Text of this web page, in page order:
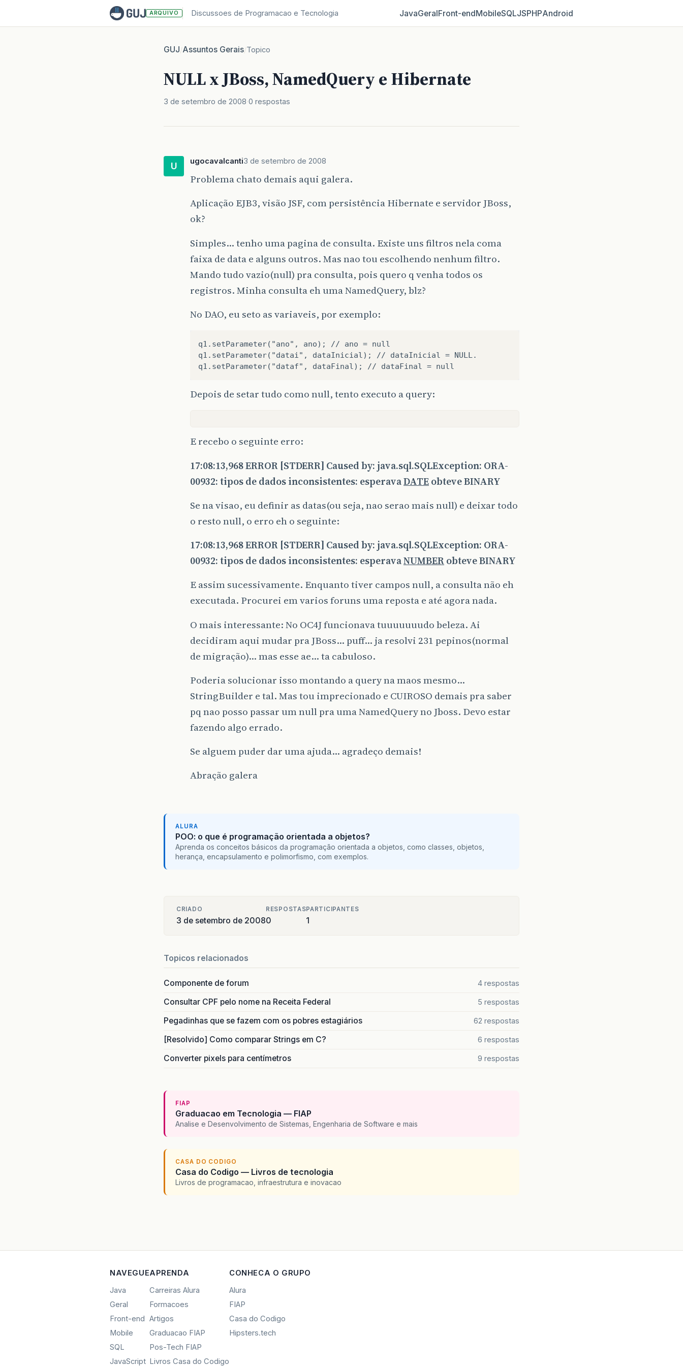
ARQUIVO Discussoes de Programacao e Tecnologia JavaGeralFront‑endMobileSQLJSPHPAndroid
GUJ/Assuntos Gerais/Topico
NULL x JBoss, NamedQuery e Hibernate
3 de setembro de 2008 0 respostas
U ugocavalcanti3 de setembro de 2008
Problema chato demais aqui galera.
Aplicação EJB3, visão JSF, com persistência Hibernate e servidor JBoss,
ok?
Simples… tenho uma pagina de consulta. Existe uns filtros nela coma
faixa de data e alguns outros. Mas nao tou escolhendo nenhum filtro.
Mando tudo vazio(null) pra consulta, pois quero q venha todos os
registros. Minha consulta eh uma NamedQuery, blz?
No DAO, eu seto as variaveis, por exemplo:
q1.setParameter("ano", ano); // ano = null
q1.setParameter("datai", dataInicial); // dataInicial = NULL.
Depois de setar tudo como null, tento executo a query:
E recebo o seguinte erro:
17:08:13,968 ERROR [STDERR] Caused by: java.sql.SQLException: ORA-
00932: tipos de dados inconsistentes: esperavaDATEobteve BINARY
Se na visao, eu definir as datas(ou seja, nao serao mais null) e deixar todo
o resto null, o erro eh o seguinte:
17:08:13,968 ERROR [STDERR] Caused by: java.sql.SQLException: ORA-
00932: tipos de dados inconsistentes: esperavaNUMBERobteve BINARY
E assim sucessivamente. Enquanto tiver campos null, a consulta não eh
executada. Procurei em varios foruns uma reposta e até agora nada.
O mais interessante: No OC4J funcionava tuuuuuuudo beleza. Ai
decidiram aqui mudar pra JBoss… puff… ja resolvi 231 pepinos(normal
de migração)… mas esse ae… ta cabuloso.
Poderia solucionar isso montando a query na maos mesmo…
StringBuilder e tal. Mas tou imprecionado e CUIROSO demais pra saber
pq nao posso passar um null pra uma NamedQuery no Jboss. Devo estar
fazendo algo errado.
Se alguem puder dar uma ajuda… agradeço demais!
Abração galera
ALURA
POO: o que é programação orientada a objetos?
Aprenda os conceitos básicos da programação orientada a objetos, como classes, objetos,
herança, encapsulamento e polimorfismo, com exemplos.
CRIADO
3 de setembro de 2008
RESPOSTAS
0
PARTICIPANTES
1
Topicos relacionados
Componente de forum 4 respostas
Consultar CPF pelo nome na Receita Federal 5 respostas
Pegadinhas que se fazem com os pobres estagiários 62 respostas
[Resolvido] Como comparar Strings em C? 6 respostas
Converter pixels para centímetros 9 respostas
FIAP
Graduacao em Tecnologia — FIAP
Analise e Desenvolvimento de Sistemas, Engenharia de Software e mais
CASA DO CODIGO
Casa do Codigo — Livros de tecnologia
Livros de programacao, infraestrutura e inovacao
NAVEGUE
Java
Geral
Front-end
Mobile
SQL
JavaScript
APRENDA
Carreiras Alura
Formacoes
Artigos
Graduacao FIAP
Pos-Tech FIAP
Livros Casa do Codigo
CONHECA O GRUPO
Alura
FIAP
Casa do Codigo
Hipsters.tech